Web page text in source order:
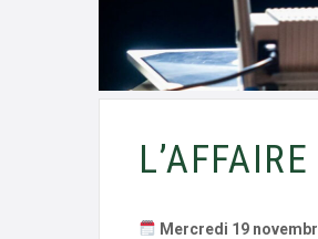
Mercredi 19